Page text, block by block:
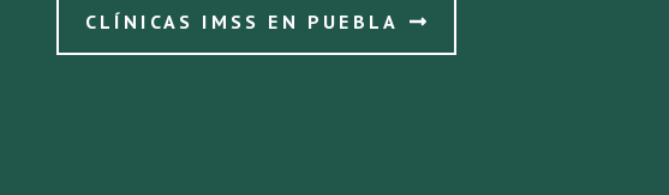
CLÍNICAS IMSS EN PUEBLA